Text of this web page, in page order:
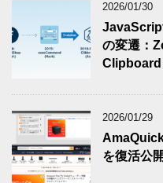
2026/01/30
の変遷：
Clipboard
2026/01/29
を復活公